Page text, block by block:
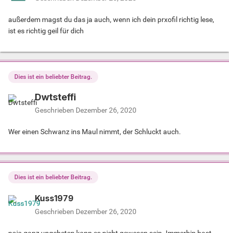
außerdem magst du das ja auch, wenn ich dein prxofil richtig lese,
ist es richtig geil für dich
Dies ist ein beliebter Beitrag.
Dwtsteffi
Geschrieben Dezember 26, 2020
Wer einen Schwanz ins Maul nimmt, der Schluckt auch.
Dies ist ein beliebter Beitrag.
Kuss1979
Geschrieben Dezember 26, 2020